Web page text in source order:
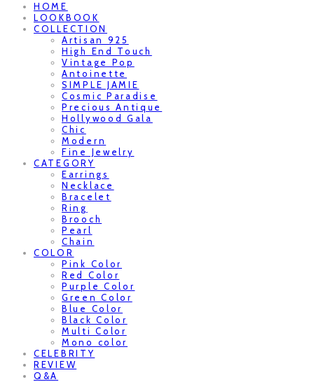
HOME
LOOKBOOK
COLLECTION
Artisan 925
High End Touch
Vintage Pop
Antoinette
SIMPLE JAMIE
Cosmic Paradise
Precious Antique
Hollywood Gala
Chic
Modern
Fine Jewelry
CATEGORY
Earrings
Necklace
Bracelet
Ring
Brooch
Pearl
Chain
COLOR
Pink Color
Red Color
Purple Color
Green Color
Blue Color
Black Color
Multi Color
Mono color
CELEBRITY
REVIEW
Q&A